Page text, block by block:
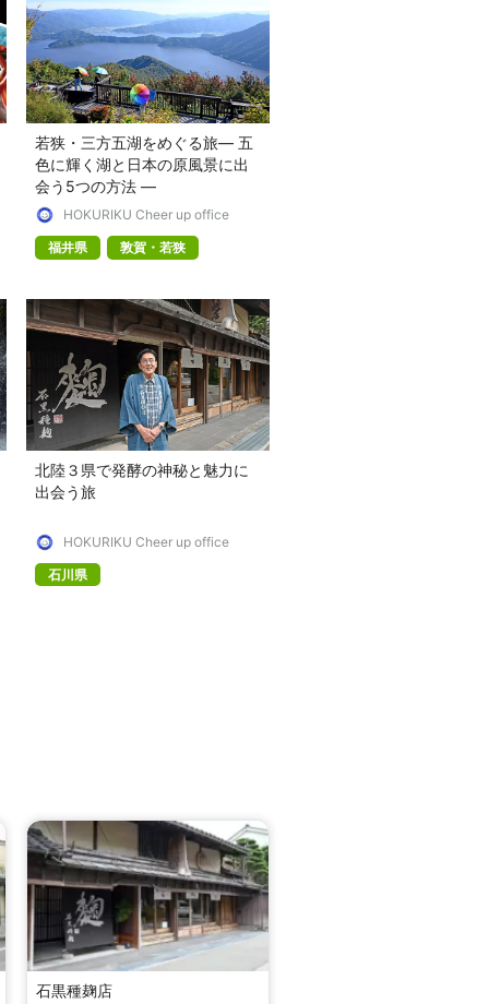
若狭・三方五湖をめぐる旅― 五
色に輝く湖と日本の原風景に出
会う5つの方法 ―
HOKURIKU Cheer up office
福井県
敦賀・若狭
北陸３県で発酵の神秘と魅力に
出会う旅
HOKURIKU Cheer up office
石川県
石黒種麹店